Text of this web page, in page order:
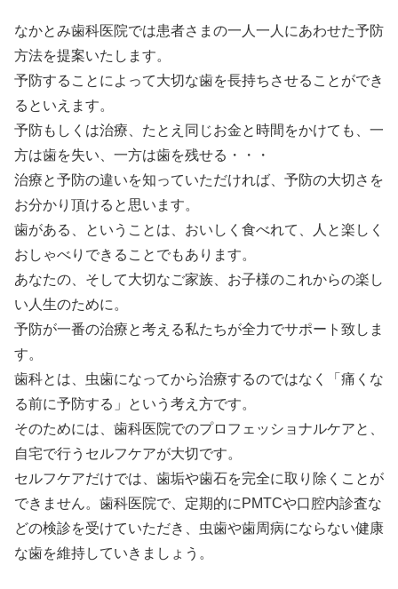
なかとみ歯科医院では患者さまの一人一人にあわせた予防
方法を提案いたします。
予防することによって大切な歯を長持ちさせることができ
るといえます。
予防もしくは治療、たとえ同じお金と時間をかけても、一
方は歯を失い、一方は歯を残せる・・・
治療と予防の違いを知っていただければ、予防の大切さを
お分かり頂けると思います。
歯がある、ということは、おいしく食べれて、人と楽しく
おしゃべりできることでもあります。
あなたの、そして大切なご家族、お子様のこれからの楽し
い人生のために。
予防が一番の治療と考える私たちが全力でサポート致しま
す。
歯科とは、虫歯になってから治療するのではなく「痛くな
る前に予防する」という考え方です。
そのためには、歯科医院でのプロフェッショナルケアと、
自宅で行うセルフケアが大切です。
セルフケアだけでは、歯垢や歯石を完全に取り除くことが
できません。歯科医院で、定期的にPMTCや口腔内診査な
どの検診を受けていただき、虫歯や歯周病にならない健康
な歯を維持していきましょう。